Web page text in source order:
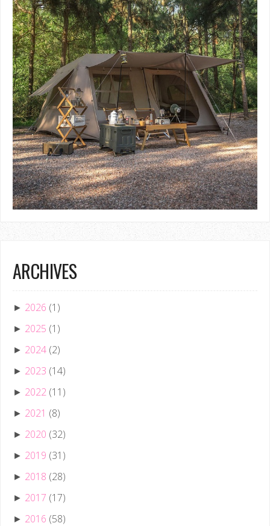
ARCHIVES
► 2026 (1)
► 2025 (1)
► 2024 (2)
► 2023 (14)
► 2022 (11)
► 2021 (8)
► 2020 (32)
► 2019 (31)
► 2018 (28)
► 2017 (17)
► 2016 (58)